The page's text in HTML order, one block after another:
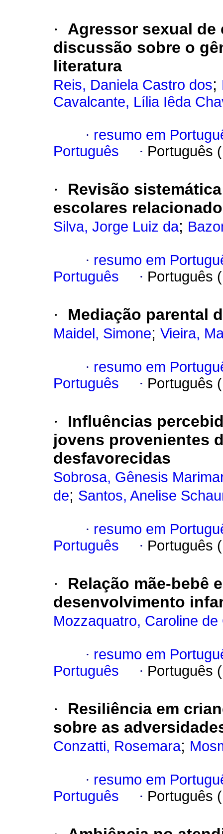
·
Agressor sexual de
discussão sobre o
literatura
Reis, Daniela Castro dos;
Cavalcante, Lília Iêda
· resumo em
Português
· Português
·
Revisão
escolares
Silva, Jorge Luiz da;
· resumo em
Português
· Português
· Mediação parental
Maidel, Simone; Vieira,
· resumo em
Português
· Português
·
Influências
jovens provenientes
desfavorecidas
Sobrosa, Gênesis
de; Santos, Anelise
· resumo em
Português
· Português
·
Relação mãe-bebê
desenvolvimento
Mozzaquatro, Caroline de
· resumo em
Português
· Português
·
Resiliência em
sobre as
Conzatti, Rosemara;
· resumo em
Português
· Português